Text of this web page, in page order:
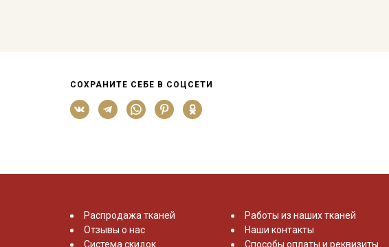
СОХРАНИТЕ СЕБЕ В СОЦСЕТИ
Распродажа тканей
Отзывы о нас
Система скидок
Работы из наших тканей
Наши контакты
Способы оплаты и реквизиты